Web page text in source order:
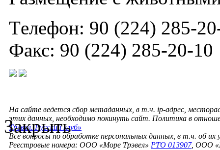
Tелефон: 90 (224) 285-
Факс: 90 (224) 285-20-10
На сайте ведется сбор метаданных, в т.ч. ip-адрес,
этих данных, необходимо покинуть сайт. Политика в
Трэвел. Русский клуб»
Все вопросы по обработке персональных данных, в т.ч. об их
Реестровые номера: ООО «Море Трэвел» РТО 013907, ООО
Закрыть